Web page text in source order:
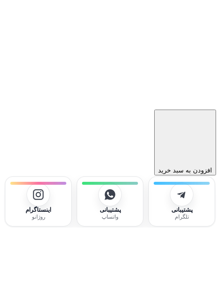
افزودن به سبد خرید
پشتیبانی
تلگرام
پشتیبانی
واتساپ
اینستاگرام
روژانو